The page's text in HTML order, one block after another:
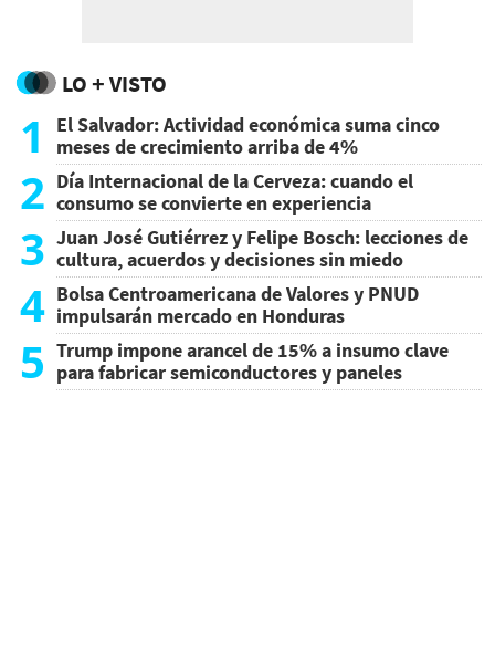
LO + VISTO
1
El Salvador: Actividad económica suma cinco
meses de crecimiento arriba de 4%
2 Día Internacional de la Cerveza: cuando el
consumo se convierte en experiencia
3 Juan José Gutiérrez y Felipe Bosch: lecciones de
cultura, acuerdos y decisiones sin miedo
4 Bolsa Centroamericana de Valores y PNUD
impulsarán mercado en Honduras
5 Trump impone arancel de 15% a insumo clave
para fabricar semiconductores y paneles